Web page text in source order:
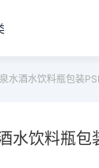
水酒水饮料瓶包装
水饮料瓶包